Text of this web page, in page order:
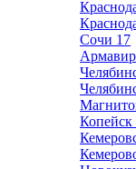
Сочи 17
Армавир
Копейск